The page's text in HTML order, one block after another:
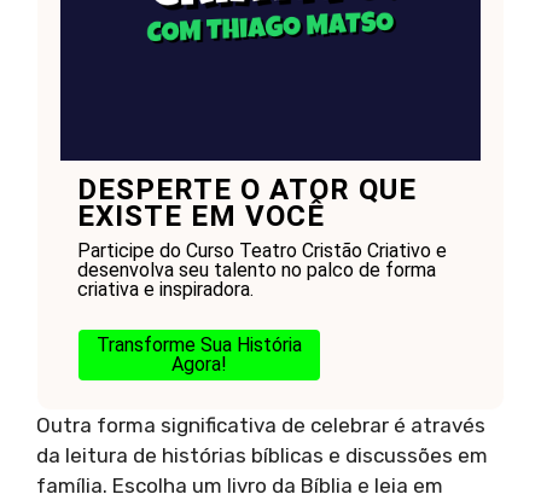
DESPERTE O ATOR QUE
EXISTE EM VOCÊ
Participe do Curso Teatro Cristão Criativo e
desenvolva seu talento no palco de forma
criativa e inspiradora.
Transforme Sua História
Agora!
Outra forma significativa de celebrar é através
da leitura de histórias bíblicas e discussões em
família. Escolha um livro da Bíblia e leia em